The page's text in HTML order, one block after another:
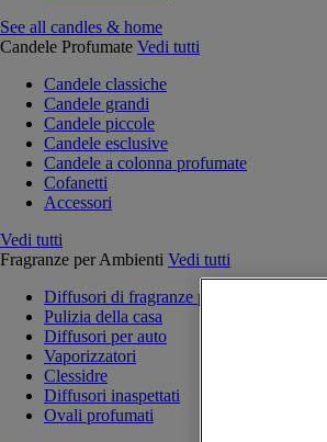
See all candles & home
Candele Profumate Vedi tutti
Candele classiche
Candele grandi
Candele piccole
Candele esclusive
Candele a colonna profumate
Cofanetti
Accessori
Vedi tutti
Fragranze per Ambienti Vedi tutti
Diffusori di fragranze per la casa
Pulizia della casa
Diffusori per auto
Vaporizzatori
Clessidre
Diffusori inaspettati
Ovali profumati